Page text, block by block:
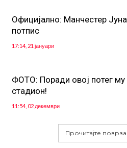
Официјално: Манчестер
потпис
17:14, 21 јануари
ФОТО: Поради овој потег
стадион!
11:54, 02 декември
Прочитајте